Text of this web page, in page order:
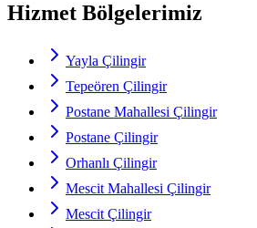
Hizmet Bölgelerimiz
Yayla Çilingir
Tepeören Çilingir
Postane Mahallesi Çilingir
Postane Çilingir
Orhanlı Çilingir
Mescit Mahallesi Çilingir
Mescit Çilingir